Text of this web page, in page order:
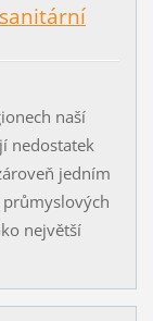
naší
nedostatek
jedním
největší